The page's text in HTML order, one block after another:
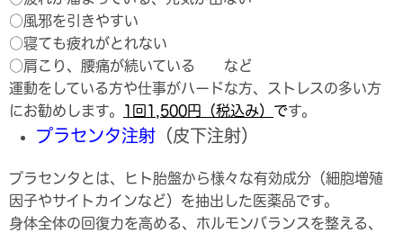
○風邪を引きやすい
○寝ても疲れがとれない
○肩こり、腰痛が続いている など
運動をしている方や仕事がハードな方、ストレスの多い方
にお勧めします。 1 回1,500円（税込み） です。
プラセンタ注射 （皮下注射）
プラセンタとは、ヒト胎盤から様々な有効成分（細胞増殖
因子やサイトカインなど）を抽出した医薬品です。
身体全体の回復力を高める、ホルモンバランスを整える、